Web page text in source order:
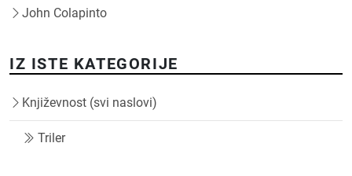
John Colapinto
IZ ISTE KATEGORIJE
Književnost (svi naslovi)
Triler